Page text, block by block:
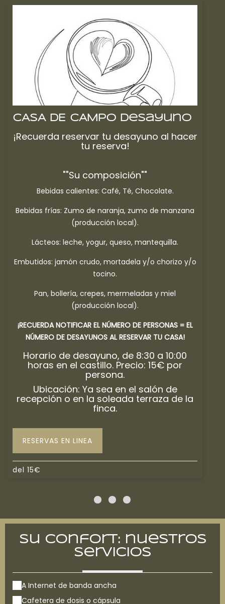
CASA DE CAMPO Desayuno
¡Recuerda reservar tu desayuno al hacer
tu reserva!
""Su composición""
Bebidas calientes: Café, Té, Chocolate.
Bebidas frías: Zumo de naranja, zumo de manzana
(producción local).
Lácteos: leche, yogur, queso, mantequilla.
Embutidos: jamón crudo, mortadela y/o chorizo y/o
tocino.
Pan, bollería, crepes, mermeladas y miel
(producción local).
¡RECUERDA NOTIFICAR EL NÚMERO DE PERSONAS = EL
NÚMERO DE DESAYUNOS AL RESERVAR TU CASA!
Horario de desayuno, de 8:30 a 10:00
horas en el castillo. Precio: 15€ por
persona.
Ubicación: Ya sea en el salón de
recepción o en la soleada terraza de la
finca.
RESERVAS EN LINEA
del 15€
Su confort: nuestros
servicios
A Internet de banda ancha
Cafetera de dosis o cápsula